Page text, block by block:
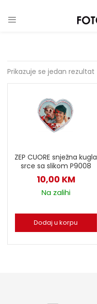
Prikazuje se jedan rezultat
ZEP CUORE snježna kugla
srce sa slikom P9008
10,00 KM
Na zalihi
Dodaj u korpu